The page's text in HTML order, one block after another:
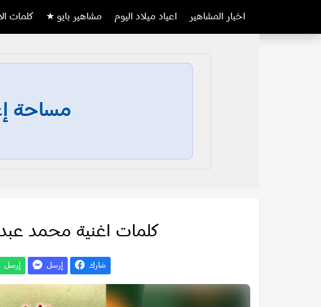
اخبار المشاهير اعياد ميلاد اليوم مشاهير بايو ★ كلمات
مساحة
كلمات اغنية محمد
شارك إرسل إرسل